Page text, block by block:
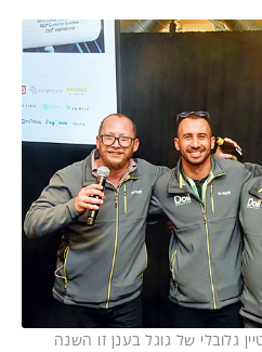
גלובלי של גוגל בענן זו השנה